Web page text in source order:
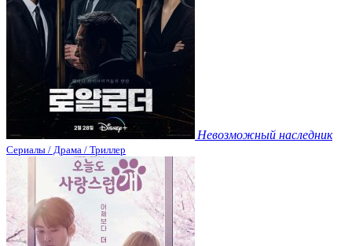
Невозможный наследник
Сериалы / Драма / Триллер